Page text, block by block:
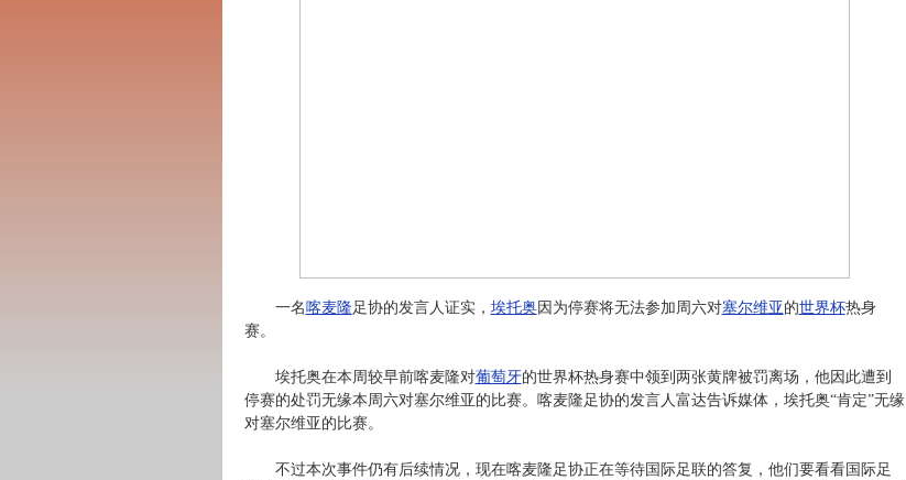
一名喀麦隆足协的发言人证实， 埃托奥因为停赛将无法参加周六对塞尔维亚 的世界杯热身
赛。
埃托奥在本周较早前喀麦隆对葡萄牙的世界杯热身赛中领到两张黄牌被罚离场，他因此遭到
停赛的处罚无缘本周六对塞尔维亚的比赛。喀麦隆足协的发言人富达告诉媒体，埃托奥“肯定”无缘
对塞尔维亚的比赛。
不过本次事件仍有后续情况，现在喀麦隆足协正在等待国际足联的答复，他们要看看国际足